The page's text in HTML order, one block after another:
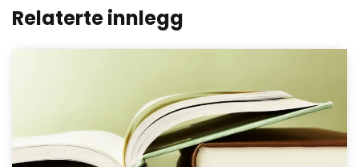
Relaterte innlegg